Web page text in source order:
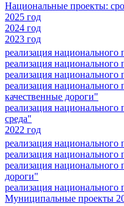
Национальные проекты:
2025 год
2024 год
2023 год
реализация национального
реализация
реализация национального
реализация национального
качественные дороги"
реализация
среда"
2022 год
реализация национального
реализация национального
реализация национального
дороги"
реализация национального
Муниципальные проекты